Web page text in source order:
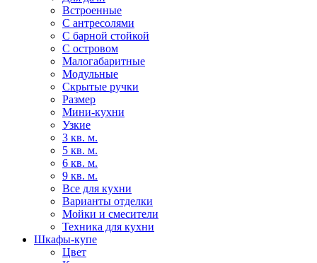
Встроенные
С антресолями
С барной стойкой
С островом
Малогабаритные
Модульные
Скрытые ручки
Размер
Мини-кухни
Узкие
3 кв. м.
5 кв. м.
6 кв. м.
9 кв. м.
Все для кухни
Варианты отделки
Мойки и смесители
Техника для кухни
Шкафы-купе
Цвет